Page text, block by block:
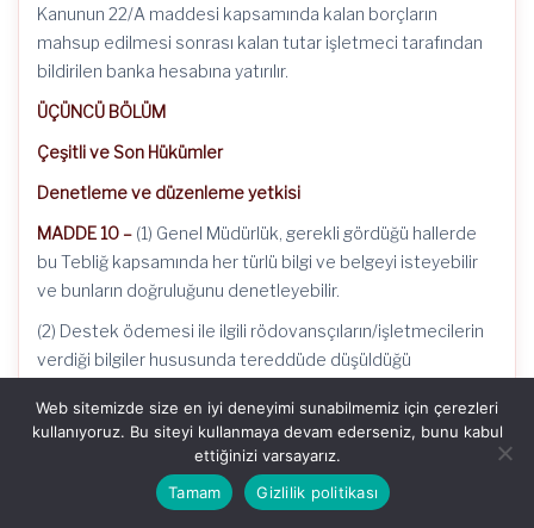
Kanunun 22/A maddesi kapsamında kalan borçların
mahsup edilmesi sonrası kalan tutar işletmeci tarafından
bildirilen banka hesabına yatırılır.
ÜÇÜNCÜ BÖLÜM
Çeşitli ve Son Hükümler
Denetleme ve düzenleme yetkisi
MADDE 10 – (1) Genel Müdürlük, gerekli gördüğü hallerde
bu Tebliğ kapsamında her türlü bilgi ve belgeyi isteyebilir
ve bunların doğruluğunu denetleyebilir.
(2) Destek ödemesi ile ilgili rödovansçıların/işletmecilerin
verdiği bilgiler hususunda tereddüde düşüldüğü
yürütülür.
Yanlış beyan üzerine yapılacak işlemler
(1) Açık ve yer altı üretim yöntemi ile faaliyette
Web sitemizde size en iyi deneyimi sunabilmemiz için çerezleri
kullanıyoruz. Bu siteyi kullanmaya devam ederseniz, bunu kabul
ettiğinizi varsayarız.
Tamam
Gizlilik politikası